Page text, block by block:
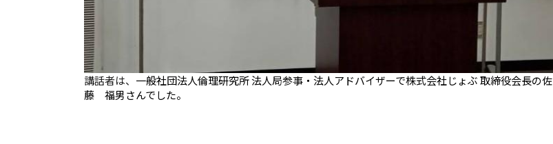
講話者は、 一般社団法人倫理研究所 法人局参事・法人アドバイザーで株式会社じょぶ 取締役会長の佐
藤 福男さんでした。